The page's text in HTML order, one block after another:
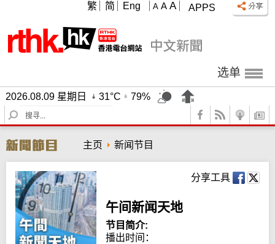
APPS
A A A
繁 简 Eng
选单
2026.08.09 星期日 31°C
79%
S
e
r
c
h
主页 新闻节目
分享工具
午间新闻天地
节目简介:
播出时间：